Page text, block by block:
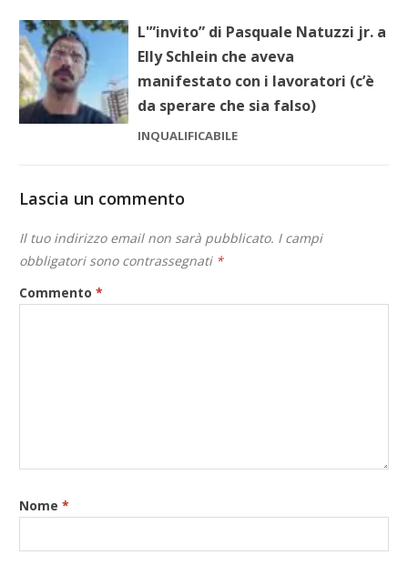
L'”invito” di Pasquale Natuzzi jr. a
Elly Schlein che aveva
manifestato con i lavoratori (c’è
da sperare che sia falso)
INQUALIFICABILE
Lascia un commento
Il tuo indirizzo email non sarà pubblicato. I campi
obbligatori sono contrassegnati *
Commento*
Nome*